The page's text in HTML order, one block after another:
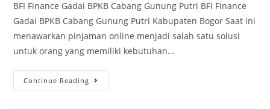
BFI Finance Gadai BPKB Cabang Gunung Putri BFI Finance
Gadai BPKB Cabang Gunung Putri Kabupaten Bogor Saat ini
menawarkan pinjaman online menjadi salah satu solusi
untuk orang yang memiliki kebutuhan…
Continue Reading